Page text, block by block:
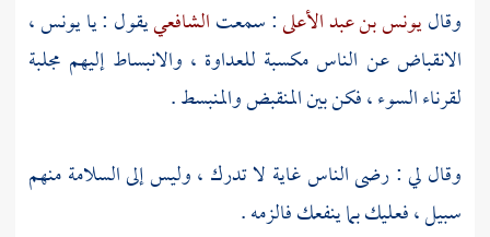
وقاليونس بن عبد الأعلى: سمعتالشافعييقول : يايونس،
الانقباض عن الناس مكسبة للعداوة ، والانبساط إليهم مجلبة
لقرناء السوء ، فكن بين المنقبض والمنبسط .
وقال لي : رضى الناس غاية لا تدرك ، وليس إلى السلامة منهم
سبيل ، فعليك بما ينفعك فالزمه .